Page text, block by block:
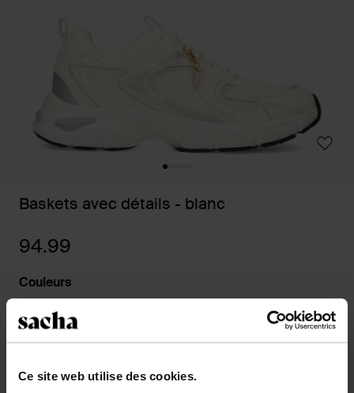
Ce site web utilise des cookies.
Baskets avec détails - blanc
94.99
Couleurs